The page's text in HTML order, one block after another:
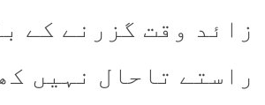
زائد وقت گزرنے کے
راستے تاحال نہیں